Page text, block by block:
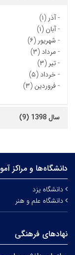
-آذر (۱)
-آبان (۱)
- شهریور (۶)
-مرداد (۳)
-تیر (۳)
- خرداد (۵)
- فروردین (۳)
سال 1398 (9)
دانشگاه‌ها و مراکز
دانشگاه یزد
دانشگاه علم و هنر
نهادهای فرهنگی